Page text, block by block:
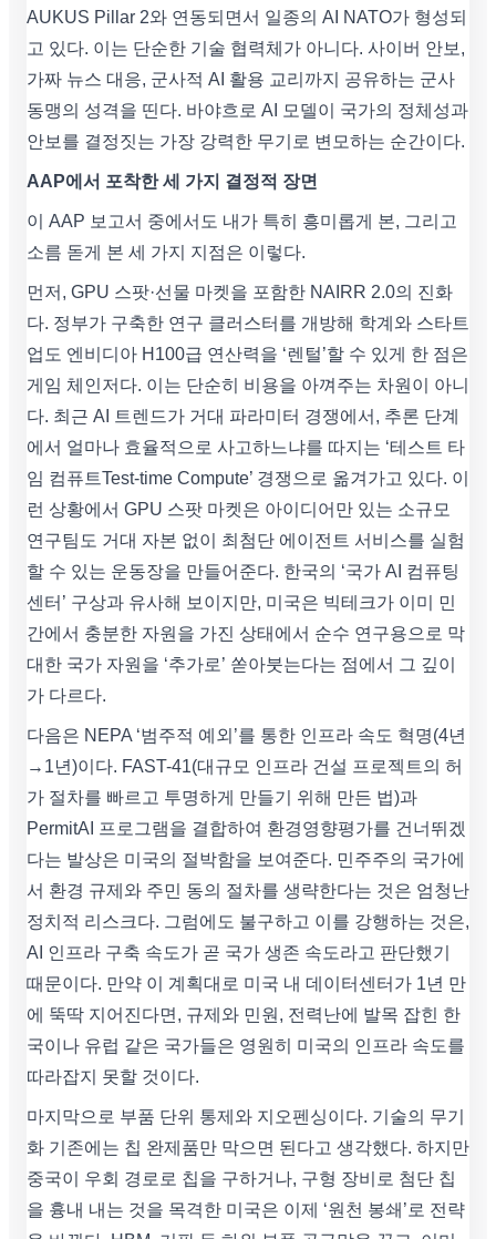
AUKUS Pillar 2와 연동되면서 일종의 AI NATO가 형성되
고 있다. 이는 단순한 기술 협력체가 아니다. 사이버 안보,
가짜 뉴스 대응, 군사적 AI 활용 교리까지 공유하는 군사
동맹의 성격을 띤다. 바야흐로 AI 모델이 국가의 정체성과
안보를 결정짓는 가장 강력한 무기로 변모하는 순간이다.
AAP에서 포착한 세 가지 결정적 장면
이 AAP 보고서 중에서도 내가 특히 흥미롭게 본, 그리고
소름 돋게 본 세 가지 지점은 이렇다.
먼저, GPU 스팟·선물 마켓을 포함한 NAIRR 2.0의 진화
다. 정부가 구축한 연구 클러스터를 개방해 학계와 스타트
업도 엔비디아 H100급 연산력을 ‘렌털’할 수 있게 한 점은
게임 체인저다. 이는 단순히 비용을 아껴주는 차원이 아니
다. 최근 AI 트렌드가 거대 파라미터 경쟁에서, 추론 단계
에서 얼마나 효율적으로 사고하느냐를 따지는 ‘테스트 타
임 컴퓨트Test-time Compute’ 경쟁으로 옮겨가고 있다. 이
런 상황에서 GPU 스팟 마켓은 아이디어만 있는 소규모
연구팀도 거대 자본 없이 최첨단 에이전트 서비스를 실험
할 수 있는 운동장을 만들어준다. 한국의 ‘국가 AI 컴퓨팅
센터’ 구상과 유사해 보이지만, 미국은 빅테크가 이미 민
간에서 충분한 자원을 가진 상태에서 순수 연구용으로 막
대한 국가 자원을 ‘추가로’ 쏟아붓는다는 점에서 그 깊이
가 다르다.
다음은 NEPA ‘범주적 예외’를 통한 인프라 속도 혁명(4년
→1년)이다. FAST-41(대규모 인프라 건설 프로젝트의 허
가 절차를 빠르고 투명하게 만들기 위해 만든 법)과
PermitAI 프로그램을 결합하여 환경영향평가를 건너뛰겠
다는 발상은 미국의 절박함을 보여준다. 민주주의 국가에
서 환경 규제와 주민 동의 절차를 생략한다는 것은 엄청난
정치적 리스크다. 그럼에도 불구하고 이를 강행하는 것은,
AI 인프라 구축 속도가 곧 국가 생존 속도라고 판단했기
때문이다. 만약 이 계획대로 미국 내 데이터센터가 1년 만
에 뚝딱 지어진다면, 규제와 민원, 전력난에 발목 잡힌 한
국이나 유럽 같은 국가들은 영원히 미국의 인프라 속도를
따라잡지 못할 것이다.
마지막으로 부품 단위 통제와 지오펜싱이다. 기술의 무기
화 기존에는 칩 완제품만 막으면 된다고 생각했다. 하지만
중국이 우회 경로로 칩을 구하거나, 구형 장비로 첨단 칩
을 흉내 내는 것을 목격한 미국은 이제 ‘원천 봉쇄’로 전략